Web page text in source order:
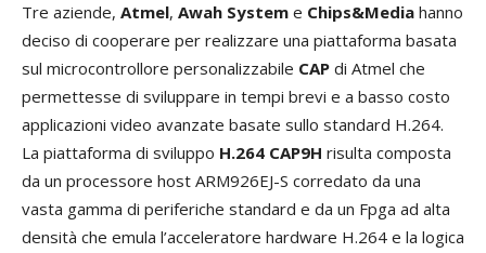
Tre aziende, Atmel, Awah System e Chips&Media hanno
deciso di cooperare per realizzare una piattaforma basata
sul microcontrollore personalizzabile CAP di Atmel che
permettesse di sviluppare in tempi brevi e a basso costo
applicazioni video avanzate basate sullo standard H.264.
La piattaforma di sviluppo H.264 CAP9H risulta composta
da un processore host ARM926EJ-S corredato da una
vasta gamma di periferiche standard e da un Fpga ad alta
densità che emula l’acceleratore hardware H.264 e la logica